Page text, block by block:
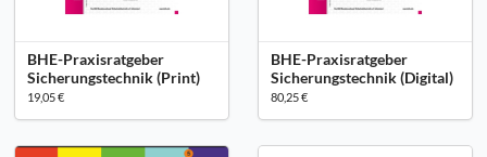
BHE-Praxisratgeber
Sicherungstechnik (Print)
19,05 €
BHE-Praxisratgeber
Sicherungstechnik (Digital)
80,25 €